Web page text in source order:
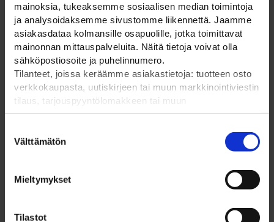
mainoksia, tukeaksemme sosiaalisen median toimintoja
ja analysoidaksemme sivustomme liikennettä. Jaamme
asiakasdataa kolmansille osapuolille, jotka toimittavat
mainonnan mittauspalveluita. Näitä tietoja voivat olla
sähköpostiosoite ja puhelinnumero.
Tilanteet, joissa keräämme asiakastietoja: tuotteen osto
verkkokaupasta, uutiskirjeen tai muun markkinointiviestin
tilaus, tarjouspyyntölomakkeen tai muun
yhteydenottolomakkeen lähettäminen, käyttäjätilin
pyydetään erillinen suostumus tiedon käyttämiseen
markkinoinnissa. Hyväksymällä mainontaevästeet,
mainonnan mittaamista varten.
valinta
Välttämätön
Mieltymykset
Tilastot
ELPAC OY
Olemme suomalainen perheyritys vuodesta 1985.
Tarjoamme kattavasti työmaa- ja liikennetuotteet,
kiinteistötuotteet, liikennemerkit ja opasteet, pääsynhallinnan
ratkaisut, sekä puistokalusteet ja pyöräpysäköinnin ratkaisut
– kaikki kätevästi yhdestä paikasta. Voit tutustua
tuotevalikoimaamme tarkemmin verkkokaupassamme!